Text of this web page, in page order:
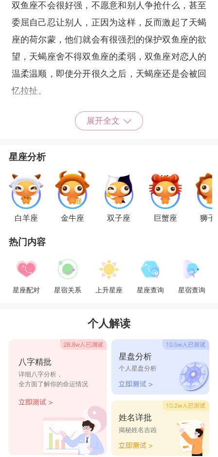
双鱼座不会很好强，不愿意和别人争抢什么，甚至
委屈自己忍让别人，正因为这样，反而激起了天蝎
座的荷尔蒙，他们就会有很强烈的保护双鱼座的欲
望，天蝎座舍不得双鱼座的柔弱，双鱼座对恋人的
温柔温顺，即使分开很久之后，天蝎座还是会被回
忆拉扯。
座吸引天蝎座也是在某一个瞬间，但那怕只是瞬
间，天蝎座都很难忘却， 水相
星座中的双鱼、巨
蟹、天蝎拥有着同样的悲观与敏感的特性。他们关
注身边的环境和周围人的感受总是比关注自身要
而且当天蝎座小伙伴遇上双鱼座的小伙伴的时候，
天蝎座的那些腹黑的招式可能就会舍不得用出来
了。
星座乐原创文章，转载需注明出处
展开全文
星座分析
白羊座 金牛座 双子座 巨蟹座 狮子
热门内容
星座配对 星宿关系 上升星座 星座查询 星宿查询
个人解读
八字精批
详细八字分析，
全方面了解你的命运情况
星盘分析
个人星盘分析
姓名详批
揭秘姓名吉凶